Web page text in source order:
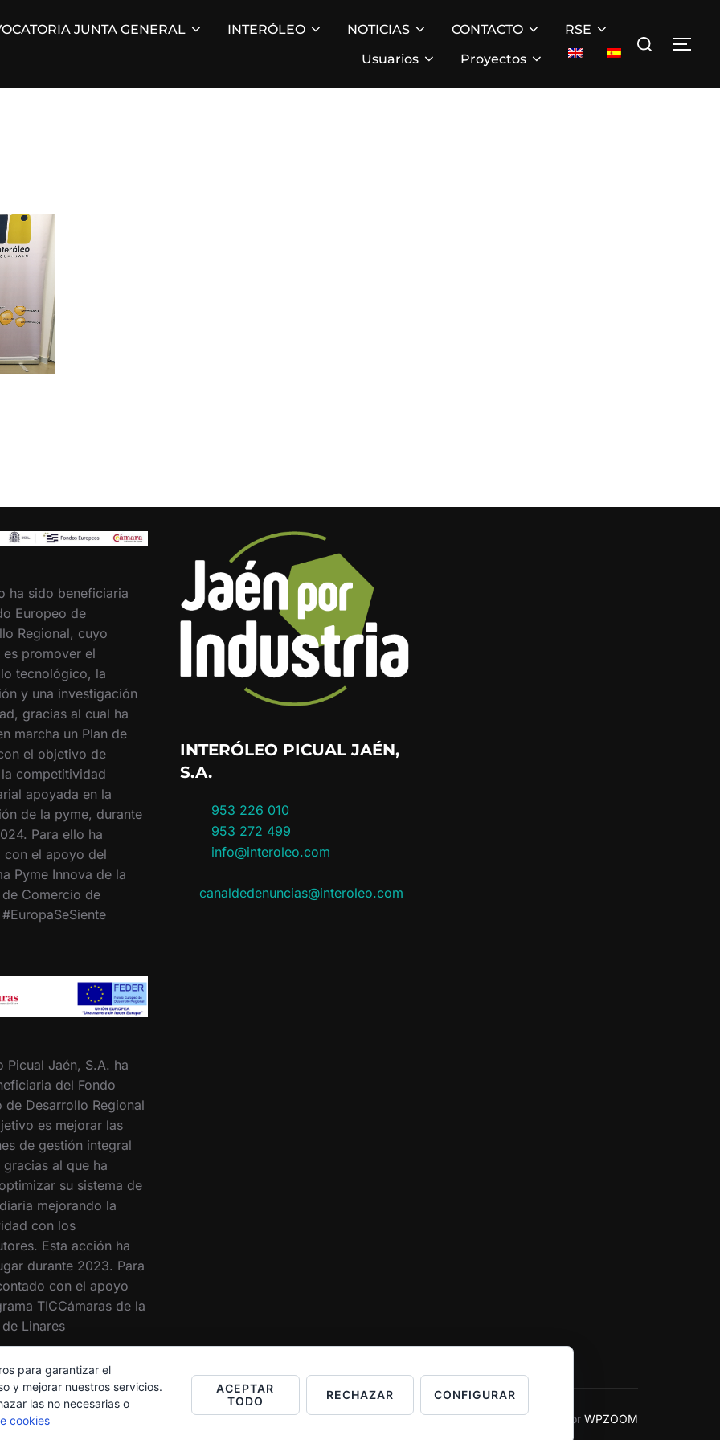
JUNTA GENERAL INTERÓLEO NOTICIAS CONTACTO
RSE
Usuarios
Proyectos
Buscar:
ha sido beneficiaria
Europeo de
Regional, cuyo
promover el
tecnológico, la
y una investigación
gracias al cual ha
marcha un Plan de
el objetivo de
competitividad
apoyada en la
de la pyme, durante
Para ello ha
con el apoyo del
Pyme Innova de la
de Comercio de
Picual Jaén, S.A. ha
del Fondo
de Desarrollo Regional
es mejorar las
de gestión integral
al que ha
su sistema de
mejorando la
con los
Esta acción ha
durante 2023. Para
con el apoyo
TICCámaras de la
Linares
INTERÓLEO PICUAL JAÉN,
S.A.
953 226 010
953 272 499
info@interoleo.com
canaldedenuncias@interoleo.com
Inspiro Theme por WPZOOM
para garantizar el
y mejorar nuestros servicios.
las no necesarias o
cookies
ACEPTAR
TODO
RECHAZAR CONFIGURAR